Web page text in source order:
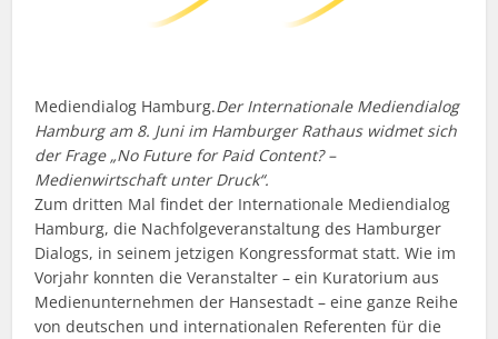
Mediendialog Hamburg.Der Internationale Mediendialog
Hamburg am 8. Juni im Hamburger Rathaus widmet sich
der Frage „No Future for Paid Content? –
Medienwirtschaft unter Druck“.
Zum dritten Mal findet der Internationale Mediendialog
Hamburg, die Nachfolgeveranstaltung des Hamburger
Dialogs, in seinem jetzigen Kongressformat statt. Wie im
Vorjahr konnten die Veranstalter – ein Kuratorium aus
Medienunternehmen der Hansestadt – eine ganze Reihe
von deutschen und internationalen Referenten für die